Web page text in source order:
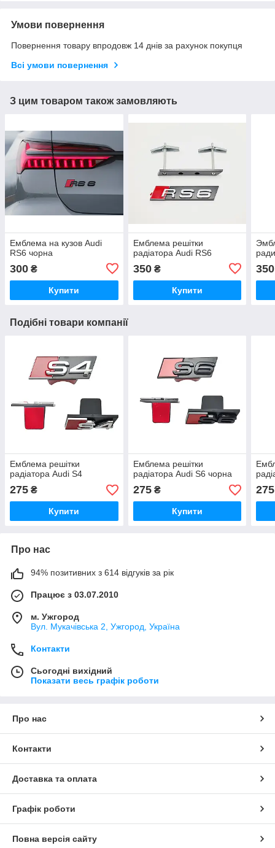
Умови повернення
Повернення товару впродовж 14 днів за рахунок покупця
Всі умови повернення
З цим товаром також замовляють
Емблема на кузов Audi
RS6 чорна
300 ₴
Купити
Емблема решітки
радіатора Audi RS6
350₴
Купити
350
Подібні товари компанії
Емблема решітки
радіатора Audi S4
275 ₴
Купити
Емблема решітки
радіатора Audi S6 чорна
275₴
Купити
275
Про нас
94% позитивних з 614 відгуків за рік
Працює з 03.07.2010
м. Ужгород
Вул. Мукачівська 2, Ужгород, Україна
Контакти
Сьогодні вихідний
Показати весь графік роботи
Про нас
Контакти
Доставка та оплата
Графік роботи
Повна версія сайту